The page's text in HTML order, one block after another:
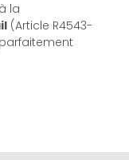
la
(Article R4543-